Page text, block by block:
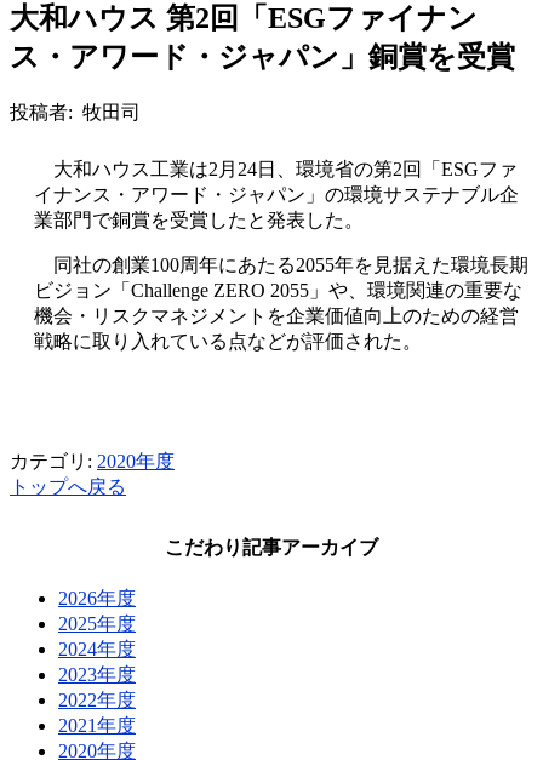
大和ハウス 第2回「ESGファイナン
ス・アワード・ジャパン」銅賞を受賞
投稿者: 牧田司
大和ハウス工業は2月24日、環境省の第2回「ESGファ
イナンス・アワード・ジャパン」の環境サステナブル企
業部門で銅賞を受賞したと発表した。
同社の創業100周年にあたる2055年を見据えた環境長期
ビジョン「Challenge ZERO 2055」や、環境関連の重要な
機会・リスクマネジメントを企業価値向上のための経営
戦略に取り入れている点などが評価された。
カテゴリ: 2020年度
トップへ戻る
こだわり記事アーカイブ
2026年度
2025年度
2024年度
2023年度
2022年度
2021年度
2020年度